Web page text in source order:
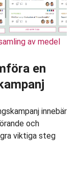
av medel
en
innebär
och
viktiga steg